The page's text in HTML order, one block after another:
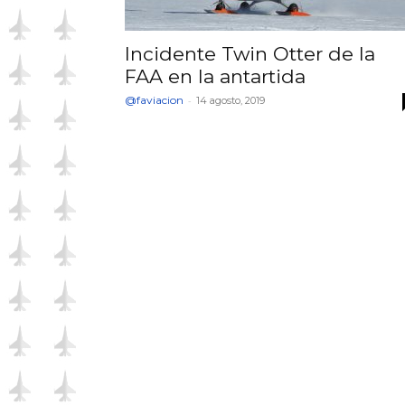
Incidente Twin Otter de la
FAA en la antartida
@faviacion - 14 agosto, 2019